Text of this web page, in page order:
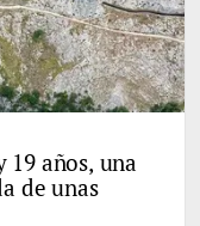
19 años, una
de unas